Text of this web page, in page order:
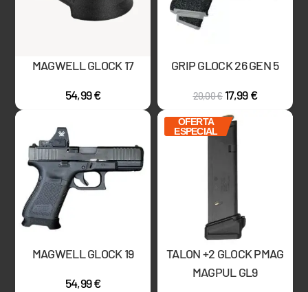
MAGWELL GLOCK 17
54,99€
GRIP GLOCK 26 GEN 5
20,00€ 17,99€
MAGWELL GLOCK 19
54,99€
OFERTA
ESPECIAL
TALON +2 GLOCK PMAG
MAGPUL GL9